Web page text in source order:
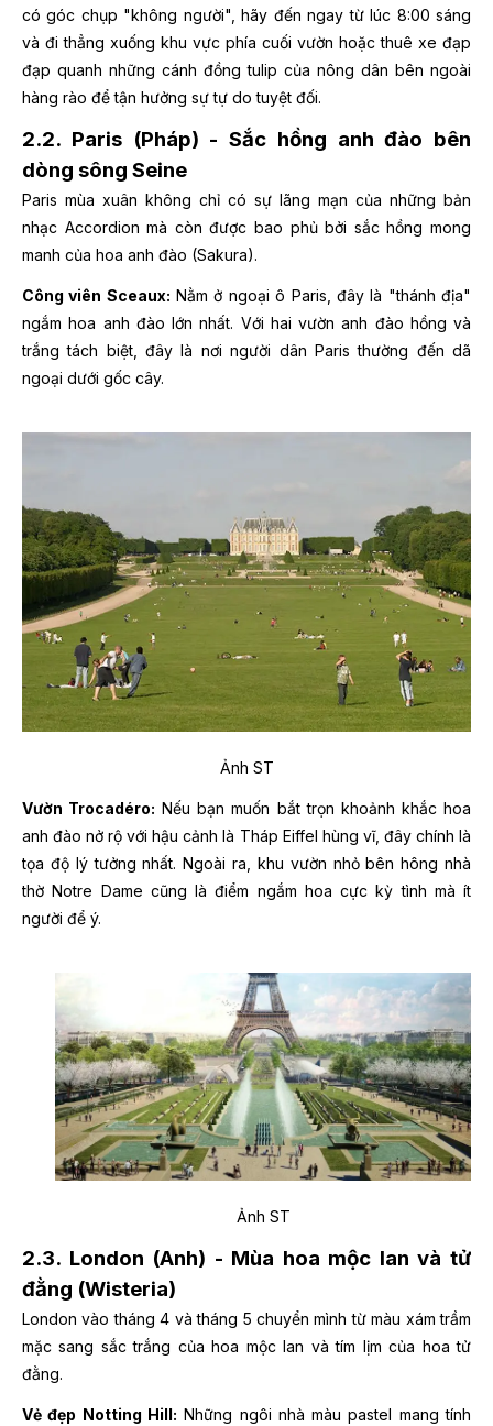
có góc chụp "không người", hãy đến ngay từ lúc 8:00 sáng
và đi thẳng xuống khu vực phía cuối vườn hoặc thuê xe đạp
đạp quanh những cánh đồng tulip của nông dân bên ngoài
hàng rào để tận hưởng sự tự do tuyệt đối.
2.2. Paris (Pháp) - Sắc hồng anh đào bên
dòng sông Seine
Paris mùa xuân không chỉ có sự lãng mạn của những bản
nhạc Accordion mà còn được bao phủ bởi sắc hồng mong
manh của hoa anh đào (Sakura).
Công viên Sceaux: Nằm ở ngoại ô Paris, đây là "thánh địa"
ngắm hoa anh đào lớn nhất. Với hai vườn anh đào hồng và
trắng tách biệt, đây là nơi người dân Paris thường đến dã
ngoại dưới gốc cây.
Ảnh ST
Vườn Trocadéro: Nếu bạn muốn bắt trọn khoảnh khắc hoa
anh đào nở rộ với hậu cảnh là Tháp Eiffel hùng vĩ, đây chính là
tọa độ lý tưởng nhất. Ngoài ra, khu vườn nhỏ bên hông nhà
thờ Notre Dame cũng là điểm ngắm hoa cực kỳ tình mà ít
người để ý.
Ảnh ST
2.3. London (Anh) - Mùa hoa mộc lan và tử
đằng (Wisteria)
London vào tháng 4 và tháng 5 chuyển mình từ màu xám trầm
mặc sang sắc trắng của hoa mộc lan và tím lịm của hoa tử
đằng.
Vẻ đẹp Notting Hill: Những ngôi nhà màu pastel mang tính